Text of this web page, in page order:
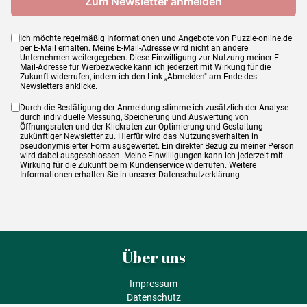
Ich möchte regelmäßig Informationen und Angebote von Puzzle-online.de
per E-Mail erhalten. Meine E-Mail-Adresse wird nicht an andere
Unternehmen weitergegeben. Diese Einwilligung zur Nutzung meiner E-
Mail-Adresse für Werbezwecke kann ich jederzeit mit Wirkung für die
Zukunft widerrufen, indem ich den Link „Abmelden" am Ende des
Newsletters anklicke.
Durch die Bestätigung der Anmeldung stimme ich zusätzlich der Analyse
durch individuelle Messung, Speicherung und Auswertung von
Öffnungsraten und der Klickraten zur Optimierung und Gestaltung
zukünftiger Newsletter zu. Hierfür wird das Nutzungsverhalten in
pseudonymisierter Form ausgewertet. Ein direkter Bezug zu meiner Person
wird dabei ausgeschlossen. Meine Einwilligungen kann ich jederzeit mit
Wirkung für die Zukunft beim Kundenservice widerrufen. Weitere
Informationen erhalten Sie in unserer Datenschutzerklärung.
Über uns
Impressum
Datenschutz